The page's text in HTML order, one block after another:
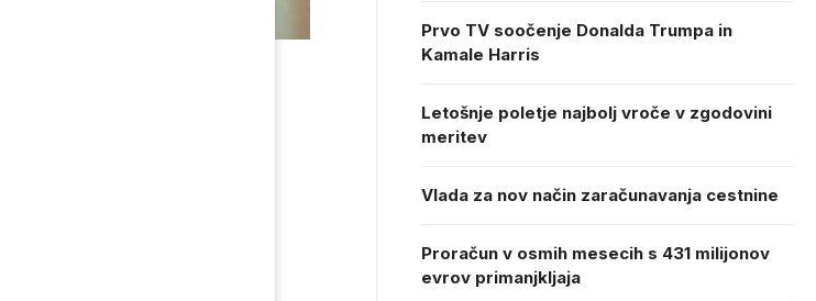
Prvo TV soočenje Donalda Trumpa in
Kamale Harris
Letošnje poletje najbolj vroče v zgodovini
meritev
Vlada za nov način zaračunavanja cestnine
Proračun v osmih mesecih s 431 milijonov
evrov primanjkljaja